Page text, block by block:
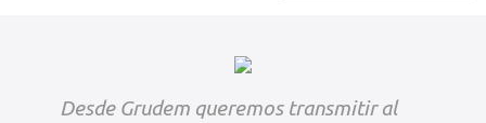
Desde Grudem queremos transmitir al